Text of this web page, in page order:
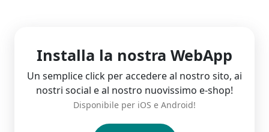
Installa la nostra WebApp
Un semplice click per accedere al nostro sito, ai
nostri social e al nostro nuovissimo e-shop!
Disponibile per iOS e Android!